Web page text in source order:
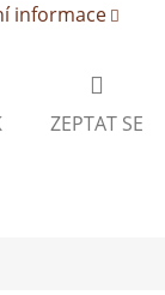
informace
ZEPTAT SE